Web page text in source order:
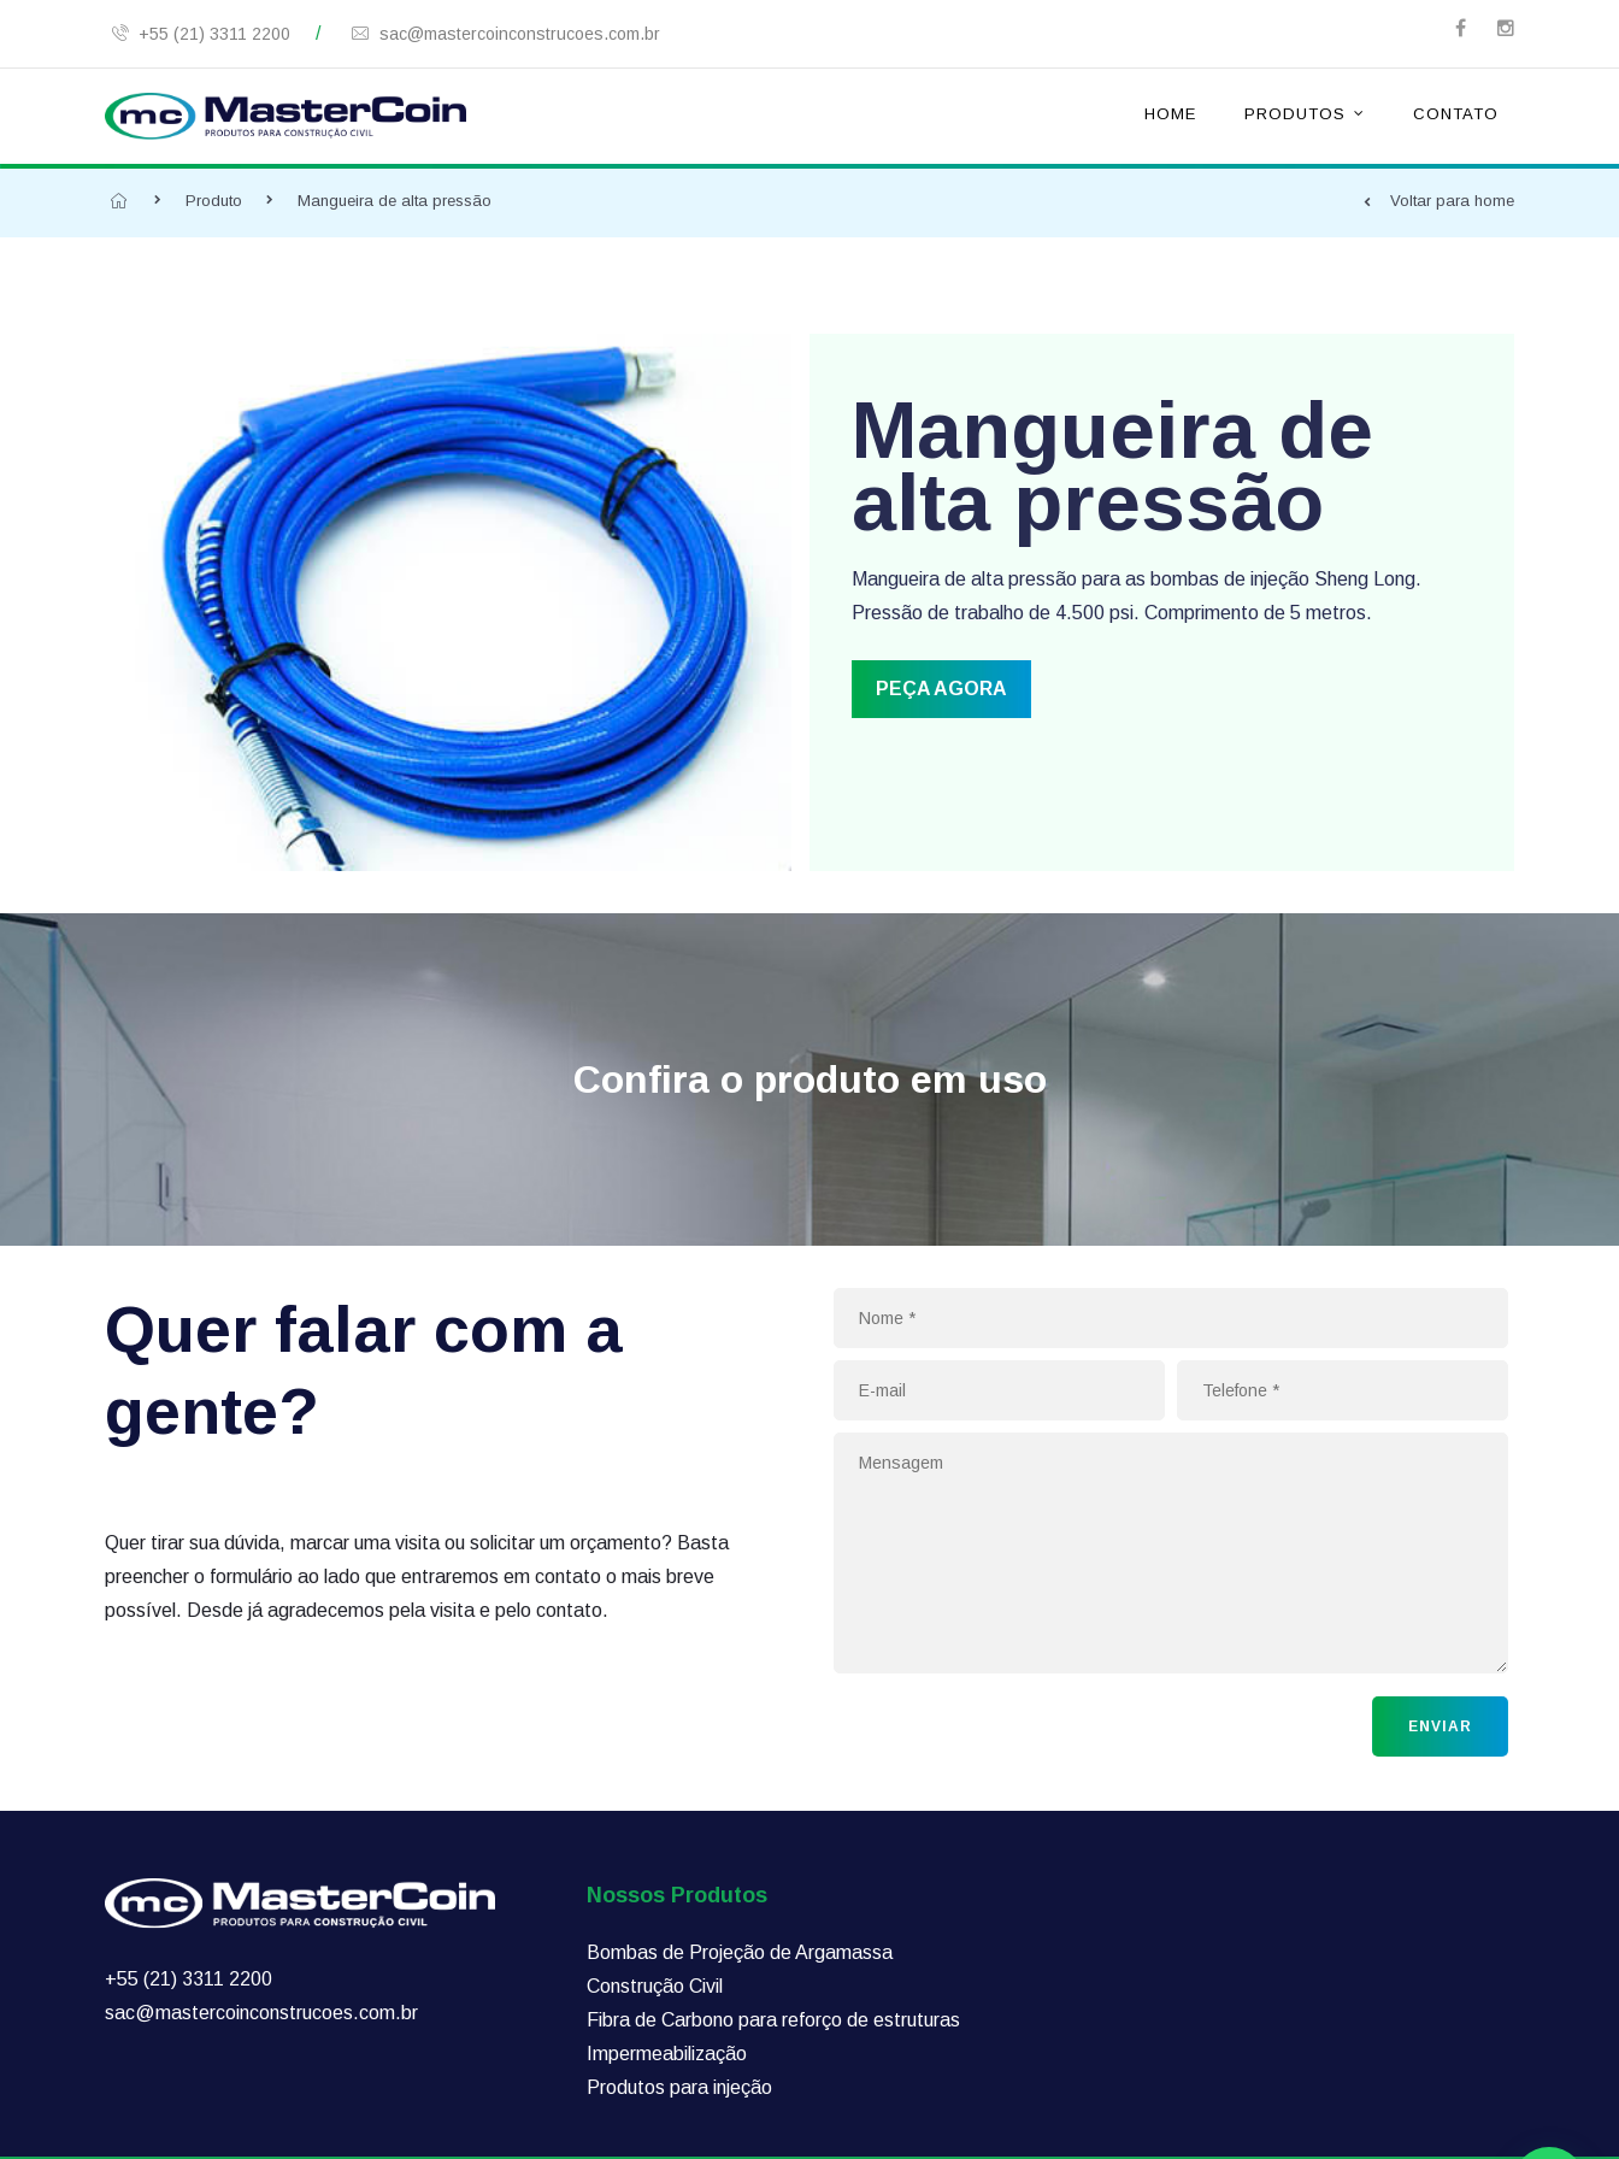
+55 (21) 3311 2200 / sac@mastercoinconstrucoes.com.br
HOME PRODUTOS CONTATO
Produto Mangueira de alta pressão Voltar para home
Mangueira de
alta pressão
Mangueira de alta pressão para as bombas de injeção Sheng Long.
Pressão de trabalho de 4.500 psi. Comprimento de 5 metros.
PEÇA AGORA
Confira o produto em uso
Quer falar com a
gente?
Quer tirar sua dúvida, marcar uma visita ou solicitar um orçamento? Basta
preencher o formulário ao lado que entraremos em contato o mais breve
possível. Desde já agradecemos pela visita e pelo contato.
+55 (21) 3311 2200
sac@mastercoinconstrucoes.com.br
Nossos Produtos
Bombas de Projeção de Argamassa
Construção Civil
Fibra de Carbono para reforço de estruturas
Impermeabilização
Produtos para injeção